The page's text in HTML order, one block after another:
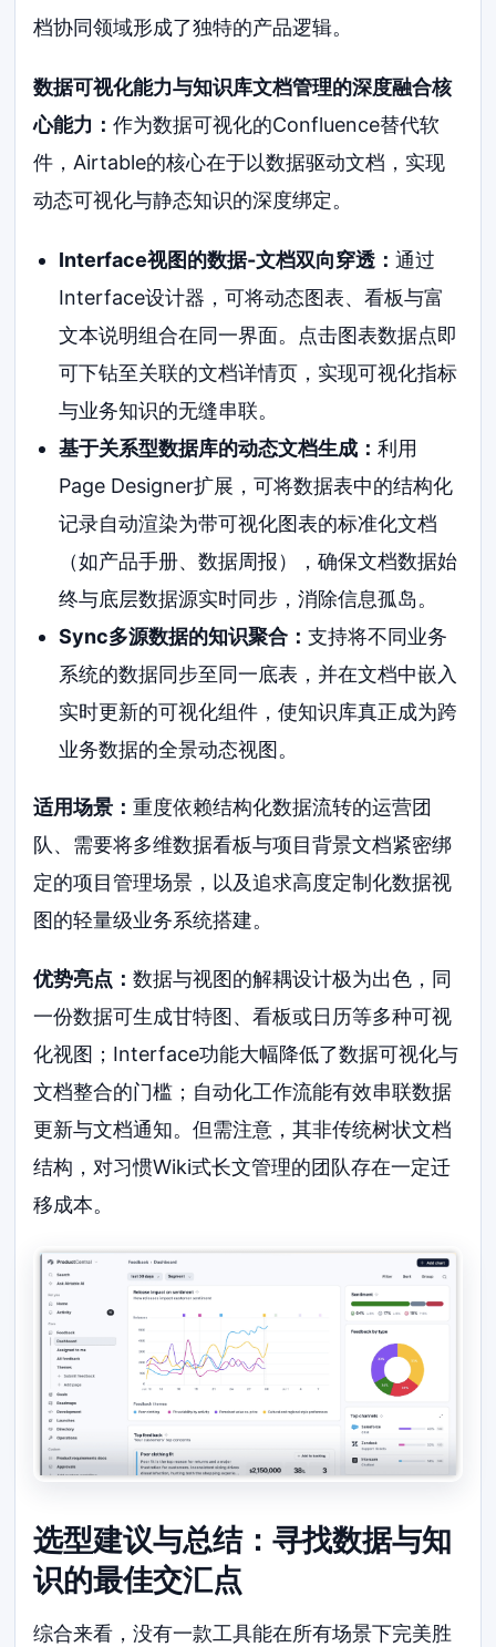
档协同领域形成了独特的产品逻辑。
数据可视化能力与知识库文档管理的深度融合核
心能力：作为数据可视化的Confluence替代软
件，Airtable的核心在于以数据驱动文档，实现
动态可视化与静态知识的深度绑定。
Interface视图的数据-文档双向穿透： 通过
Interface设计器，可将动态图表、看板与富
文本说明组合在同一界面。点击图表数据点即
可下钻至关联的文档详情页，实现可视化指标
与业务知识的无缝串联。
基于关系型数据库的动态文档生成： 利用
Page Designer扩展，可将数据表中的结构化
记录自动渲染为带可视化图表的标准化文档
（如产品手册、数据周报），确保文档数据始
终与底层数据源实时同步，消除信息孤岛。
Sync多源数据的知识聚合： 支持将不同业务
系统的数据同步至同一底表，并在文档中嵌入
实时更新的可视化组件，使知识库真正成为跨
业务数据的全景动态视图。
适用场景：重度依赖结构化数据流转的运营团
队、需要将多维数据看板与项目背景文档紧密绑
定的项目管理场景，以及追求高度定制化数据视
图的轻量级业务系统搭建。
优势亮点：数据与视图的解耦设计极为出色，同
一份数据可生成甘特图、看板或日历等多种可视
化视图；Interface功能大幅降低了数据可视化与
文档整合的门槛；自动化工作流能有效串联数据
更新与文档通知。但需注意，其非传统树状文档
结构，对习惯Wiki式长文管理的团队存在一定迁
移成本。
选型建议与总结：寻找数据与知
识的最佳交汇点
综合来看，没有一款工具能在所有场景下完美胜